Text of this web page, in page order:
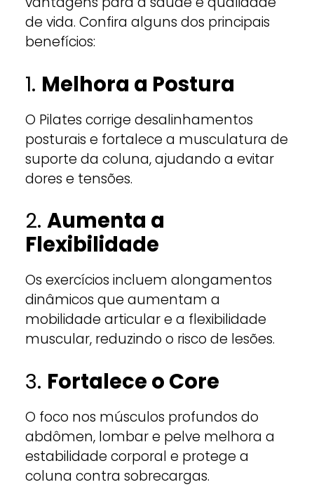
de vida. Confira alguns dos principais
benefícios:
1. Melhora a Postura
O Pilates corrige desalinhamentos
posturais e fortalece a musculatura de
suporte da coluna, ajudando a evitar
dores e tensões.
2. Aumenta a
Flexibilidade
Os exercícios incluem alongamentos
dinâmicos que aumentam a
mobilidade articular e a flexibilidade
muscular, reduzindo o risco de lesões.
3. Fortalece o Core
O foco nos músculos profundos do
abdômen, lombar e pelve melhora a
estabilidade corporal e protege a
coluna contra sobrecargas.